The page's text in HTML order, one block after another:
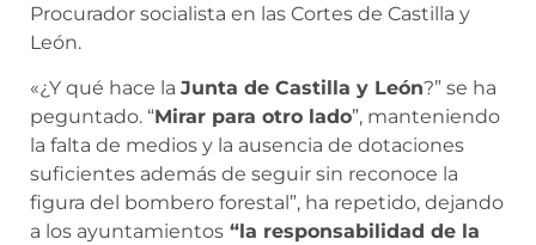
Procurador socialista en las Cortes de Castilla y
León.
«¿Y qué hace la Junta de Castilla y León?” se ha
peguntado. “Mirar para otro lado”, manteniendo
la falta de medios y la ausencia de dotaciones
suficientes además de seguir sin reconoce la
figura del bombero forestal”, ha repetido, dejando
a los ayuntamientos “la responsabilidad de la